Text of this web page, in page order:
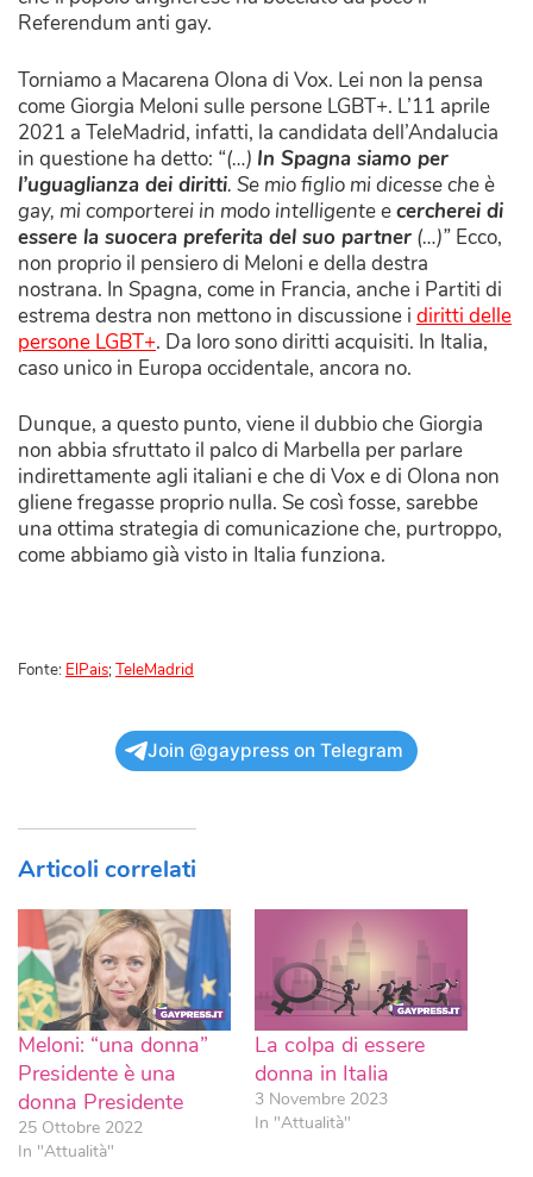
Referendum anti gay.
Torniamo a Macarena Olona di Vox. Lei non la pensa
come Giorgia Meloni sulle persone LGBT+. L’11 aprile
2021 a TeleMadrid, infatti, la candidata dell’Andalucia
in questione ha detto: “(…) In Spagna siamo per
l’uguaglianza dei diritti. Se mio figlio mi dicesse che è
gay, mi comporterei in modo intelligente ecercherei di
essere la suocera preferita del suo partner (…)” Ecco,
non proprio il pensiero di Meloni e della destra
nostrana. In Spagna, come in Francia, anche i Partiti di
estrema destra non mettono in discussione i diritti delle
persone LGBT+. Da loro sono diritti acquisiti. In Italia,
caso unico in Europa occidentale, ancora no.
Dunque, a questo punto, viene il dubbio che Giorgia
non abbia sfruttato il palco di Marbella per parlare
indirettamente agli italiani e che di Vox e di Olona non
gliene fregasse proprio nulla. Se così fosse, sarebbe
una ottima strategia di comunicazione che, purtroppo,
come abbiamo già visto in Italia funziona.
Fonte: ElPais;TeleMadrid
Join @gaypress on Telegram
Articoli correlati
Meloni: “una donna”
Presidente è una
donna Presidente
25 Ottobre 2022
In "Attualità"
La colpa di essere
donna in Italia
3 Novembre 2023
In "Attualità"